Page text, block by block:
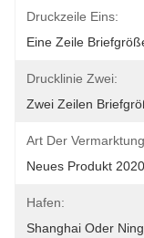
Druckzeile Eins:
Eine Zeile
Drucklinie Zwei:
Zwei Zeilen
Art Der
Neues Produkt 2020
Hafen:
Shanghai Oder